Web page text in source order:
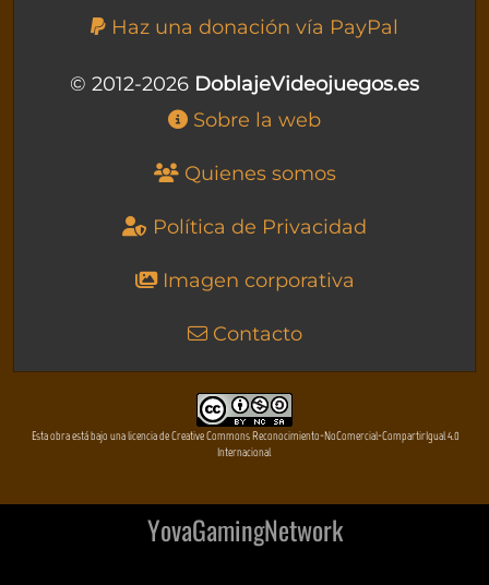
Haz una donación vía PayPal
© 2012-2026 DoblajeVideojuegos.es
Sobre la web
Quienes somos
Política de Privacidad
Imagen corporativa
Contacto
Esta obra está bajo una licencia de Creative Commons Reconocimiento-NoComercial-CompartirIgual 4.0
Internacional
YovaGamingNetwork